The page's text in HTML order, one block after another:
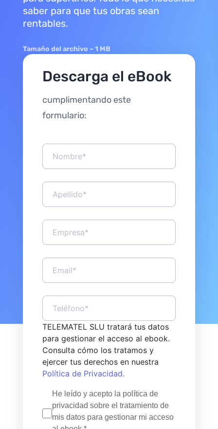
saber para que tus obras sean
rentables.
Tamaño del archivo – 1 MB
Descarga el eBook
cumplimentando este
formulario:
TELEMATEL SLU tratará tus datos
para gestionar el acceso al ebook.
Consulta cómo los tratamos y
ejercer tus derechos en nuestra
Política de Privacidad.
He leído y acepto la política de
privacidad sobre el tratamiento de
mis datos para gestionar mi acceso